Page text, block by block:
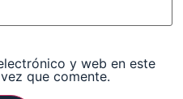
y web en este
que comente.